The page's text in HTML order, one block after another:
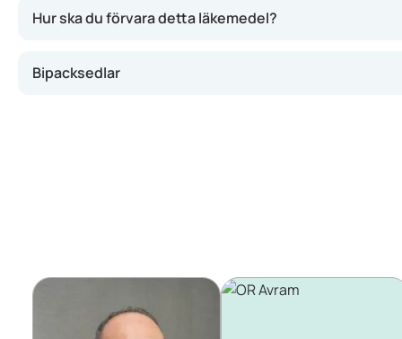
Hur ska du förvara detta läkemedel?
Bipacksedlar